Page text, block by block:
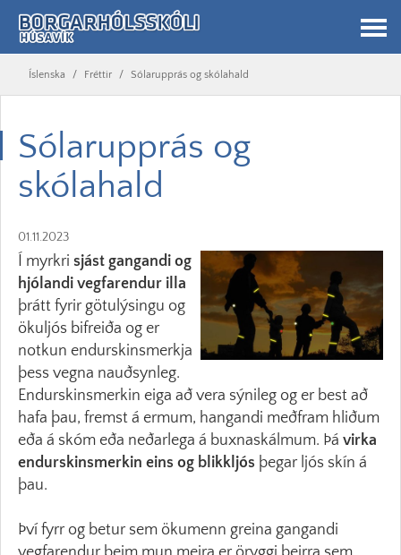
Íslenska / Fréttir / Sólarupprás og skólahald
Sólarupprás og
skólahald
01.11.2023
Í myrkri sjást gangandi og
hjólandi vegfarendur illa
þrátt fyrir götulýsingu og
ökuljós bifreiða og er
notkun endurskinsmerkja
þess vegna nauðsynleg.
Endurskinsmerkin eiga að vera sýnileg og er best að
hafa þau, fremst á ermum, hangandi meðfram hliðum
eða á skóm eða neðarlega á buxnaskálmum. Þá virka
endurskinsmerkin eins og blikkljós þegar ljós skín á
þau.
Því fyrr og betur sem ökumenn greina gangandi